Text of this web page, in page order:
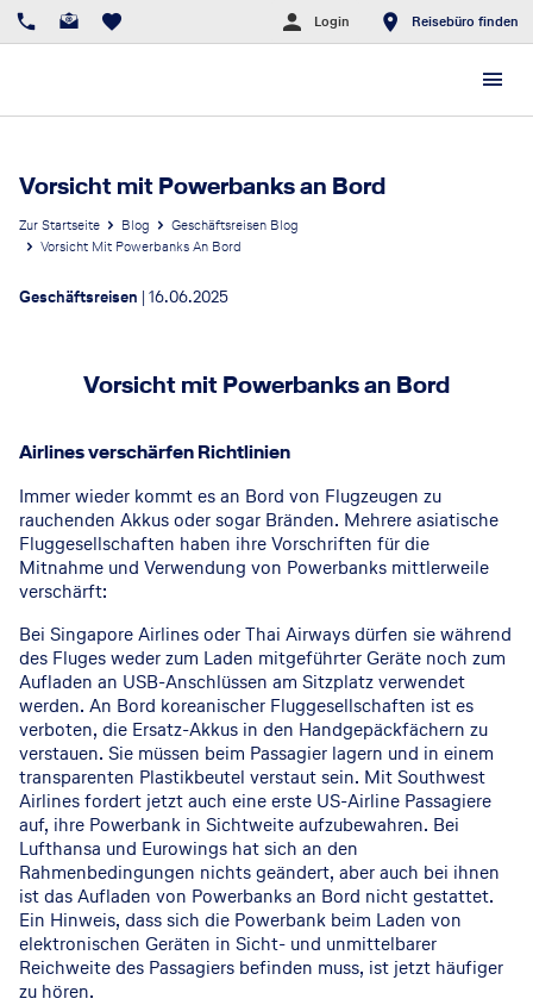
Login Reisebüro finden
Vorsicht mit Powerbanks an Bord
Zur Startseite Blog
Geschäftsreisen Blog
Vorsicht Mit Powerbanks An Bord
Geschäftsreisen | 16.06.2025
Vorsicht mit Powerbanks an Bord
Airlines verschärfen Richtlinien
Immer wieder kommt es an Bord von Flugzeugen zu
rauchenden Akkus oder sogar Bränden. Mehrere asiatische
Fluggesellschaften haben ihre Vorschriften für die
Mitnahme und Verwendung von Powerbanks mittlerweile
verschärft:
Bei Singapore Airlines oder Thai Airways dürfen sie während
des Fluges weder zum Laden mitgeführter Geräte noch zum
Aufladen an USB-Anschlüssen am Sitzplatz verwendet
werden. An Bord koreanischer Fluggesellschaften ist es
verboten, die Ersatz-Akkus in den Handgepäckfächern zu
verstauen. Sie müssen beim Passagier lagern und in einem
transparenten Plastikbeutel verstaut sein. Mit Southwest
Airlines fordert jetzt auch eine erste US-Airline Passagiere
auf, ihre Powerbank in Sichtweite aufzubewahren. Bei
Lufthansa und Eurowings hat sich an den
Rahmenbedingungen nichts geändert, aber auch bei ihnen
ist das Aufladen von Powerbanks an Bord nicht gestattet.
Ein Hinweis, dass sich die Powerbank beim Laden von
elektronischen Geräten in Sicht- und unmittelbarer
Reichweite des Passagiers befinden muss, ist jetzt häufiger
zu hören.